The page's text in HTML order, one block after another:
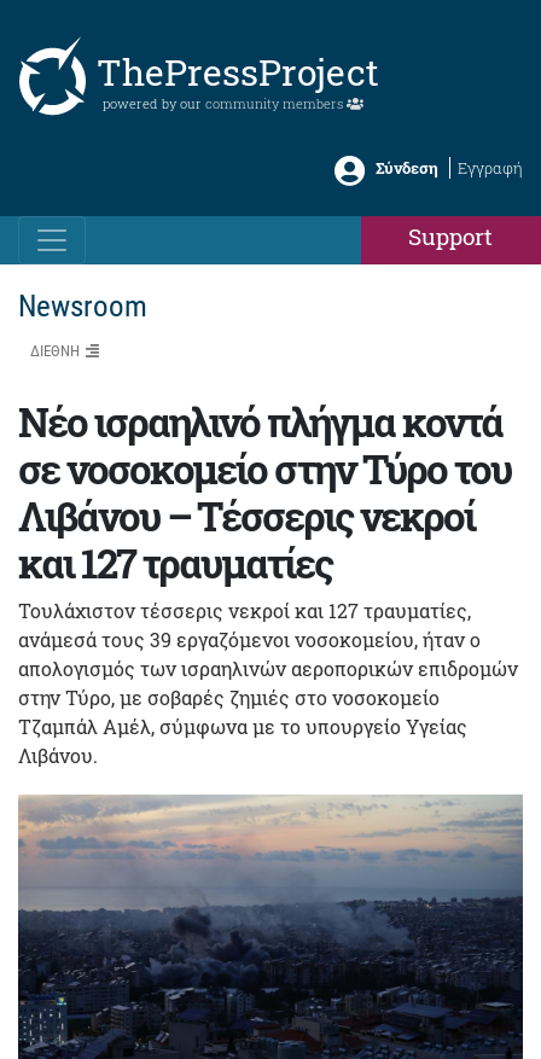
ThePressProject
powered by our community members
Σύνδεση Εγγραφή
Support
Newsroom
ΔΙΕΘΝΗ
Νέο ισραηλινό πλήγμα κοντά
σε νοσοκομείο στην Τύρο του
Λιβάνου – Τέσσερις νεκροί
και 127 τραυματίες
Τουλάχιστον τέσσερις νεκροί και 127 τραυματίες,
ανάμεσά τους 39 εργαζόμενοι νοσοκομείου, ήταν ο
απολογισμός των ισραηλινών αεροπορικών επιδρομών
στην Τύρο, με σοβαρές ζημιές στο νοσοκομείο
Τζαμπάλ Αμέλ, σύμφωνα με το υπουργείο Υγείας
Λιβάνου.